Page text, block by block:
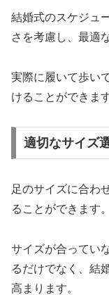
結婚式のスケジュ
さを考慮し、最適
実際に履いて歩い
けることができます
適切なサイズ
足のサイズに合わ
ることができます。
サイズが合ってい
るだけでなく、結
高まります。